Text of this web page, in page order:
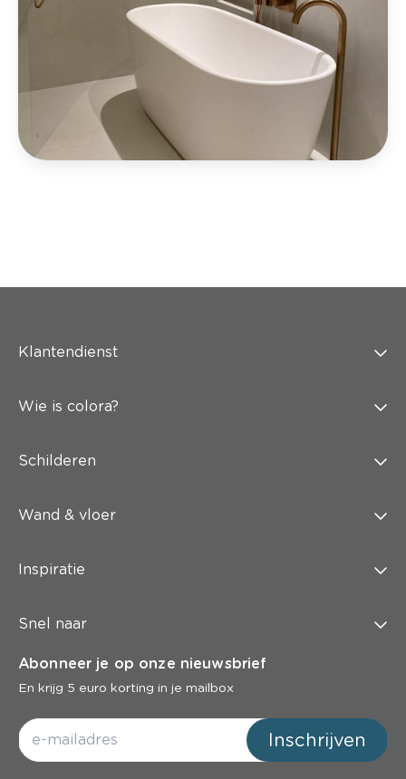
Klantendienst
Wie is colora?
Schilderen
Wand & vloer
Inspiratie
Snel naar
Abonneer je op onze nieuwsbrief
En krijg 5 euro korting in je mailbox
Inschrijven